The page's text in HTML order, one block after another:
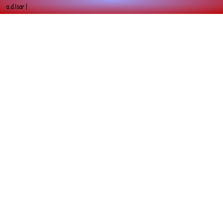
a.d.Isar |